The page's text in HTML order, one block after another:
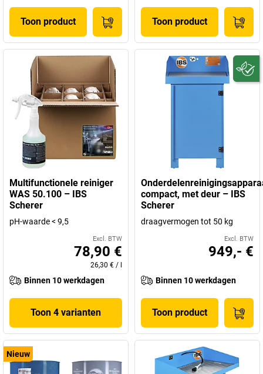
Toon product Toon product
Multifunctionele reiniger
WAS 50.100 – IBS
Scherer
pH-waarde < 9,5
Excl. BTW
78,90 €
26,30 € /
Binnen 10 werkdagen
Toon 4 varianten
compact, met deur – IBS
Scherer
draagvermogen tot 50 kg
Excl. BTW
949,- €
Binnen 10 werkdagen
Toon product
Nieuw